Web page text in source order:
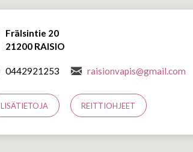
Frälsintie 20
21200 RAISIO
0442921253 raisionvapis@gmail.com
LISÄTIETOJA REITTIOHJEET